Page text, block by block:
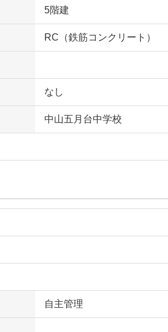
5階建
RC（鉄筋コンクリート）
なし
中山五月台中学校
自主管理